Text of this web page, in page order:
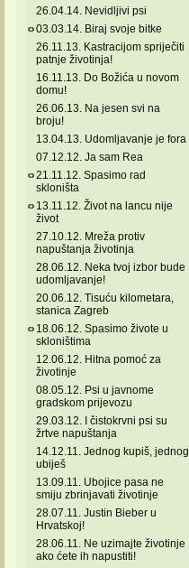
26.04.14. Nevidljivi psi
03.03.14. Biraj svoje bitke
26.11.13. Kastracijom spriječiti
patnje životinja!
16.11.13. Do Božića u novom
domu!
26.06.13. Na jesen svi na
broju!
13.04.13. Udomljavanje je fora
07.12.12. Ja sam Rea
21.11.12. Spasimo rad
skloništa
13.11.12. Život na lancu nije
život
27.10.12. Mreža protiv
napuštanja životinja
28.06.12. Neka tvoj izbor bude
udomljavanje!
20.06.12. Tisuću kilometara,
stanica Zagreb
18.06.12. Spasimo živote u
skloništima
12.06.12. Hitna pomoć za
životinje
08.05.12. Psi u javnome
gradskom prijevozu
29.03.12. I čistokrvni psi su
žrtve napuštanja
14.12.11. Jednog kupiš, jednog
ubiješ
13.09.11. Ubojice pasa ne
smiju zbrinjavati životinje
28.07.11. Justin Bieber u
Hrvatskoj!
28.06.11. Ne uzimajte životinje
ako ćete ih napustiti!